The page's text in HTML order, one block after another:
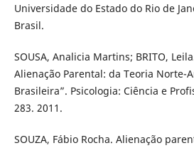
Universidade do Estado do Rio de
Brasil.
SOUSA, Analicia Martins; BRITO,
Alienação Parental: da Teoria Norte-
Brasileira”. Psicologia: Ciência e
283. 2011.
SOUZA, Fábio Rocha. Alienação